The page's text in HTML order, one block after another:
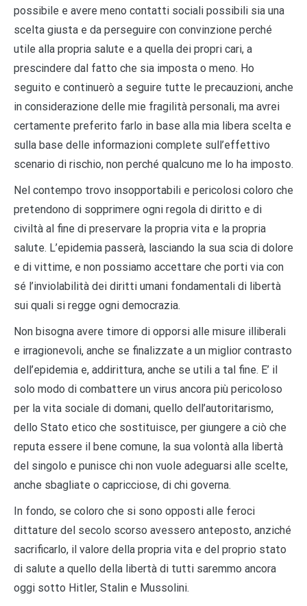
possibile e avere meno contatti sociali possibili sia una
scelta giusta e da perseguire con convinzione perché
utile alla propria salute e a quella dei propri cari, a
prescindere dal fatto che sia imposta o meno. Ho
seguito e continuerò a seguire tutte le precauzioni, anche
in considerazione delle mie fragilità personali, ma avrei
certamente preferito farlo in base alla mia libera scelta e
sulla base delle informazioni complete sull’effettivo
scenario di rischio, non perché qualcuno me lo ha imposto.
Nel contempo trovo insopportabili e pericolosi coloro che
pretendono di sopprimere ogni regola di diritto e di
civiltà al fine di preservare la propria vita e la propria
salute. L’epidemia passerà, lasciando la sua scia di dolore
e di vittime, e non possiamo accettare che porti via con
sé l’inviolabilità dei diritti umani fondamentali di libertà
sui quali si regge ogni democrazia.
Non bisogna avere timore di opporsi alle misure illiberali
e irragionevoli, anche se finalizzate a un miglior contrasto
dell’epidemia e, addirittura, anche se utili a tal fine. E’ il
solo modo di combattere un virus ancora più pericoloso
per la vita sociale di domani, quello dell’autoritarismo,
dello Stato etico che sostituisce, per giungere a ciò che
reputa essere il bene comune, la sua volontà alla libertà
del singolo e punisce chi non vuole adeguarsi alle scelte,
anche sbagliate o capricciose, di chi governa.
In fondo, se coloro che si sono opposti alle feroci
dittature del secolo scorso avessero anteposto, anziché
sacrificarlo, il valore della propria vita e del proprio stato
di salute a quello della libertà di tutti saremmo ancora
oggi sotto Hitler, Stalin e Mussolini.